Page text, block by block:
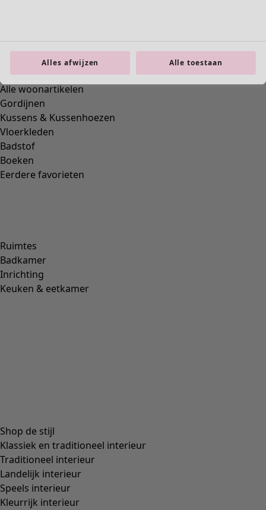
Nieuw
Alle woonartikelen
Gordijnen
Kussens & Kussenhoezen
Vloerkleden
Badstof
Boeken
Eerdere favorieten
Ruimtes
Badkamer
Inrichting
Keuken & eetkamer
Shop de stijl
Klassiek en traditioneel interieur
Traditioneel interieur
Landelijk interieur
Speels interieur
Kleurrijk interieur
Alles afwijzen Alle toestaan